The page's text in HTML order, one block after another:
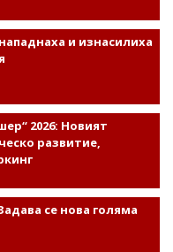
и изнасилиха
2026: Новият
развитие,
се нова голяма